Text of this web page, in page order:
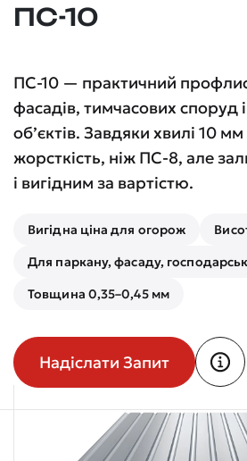
ПС-10
ПС-10 — практичний
фасадів, тимчасових споруд
об’єктів. Завдяки хвилі 10
жорсткість, ніж ПС-8, але
і вигідним за вартістю.
Вигідна ціна для огорож
Для паркану, фасаду,
Товщина 0,35–0,45 мм
Надіслати Запит